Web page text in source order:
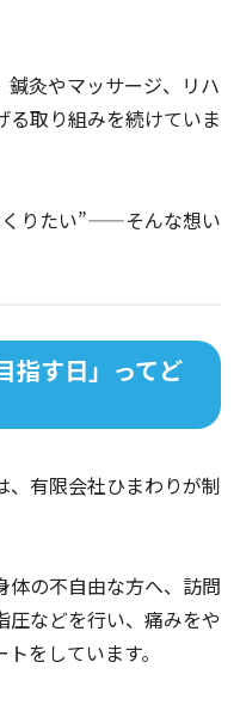
灸やマッサージ、リハ
る取り組みを続けていま
くりたい”——そんな想い
指す日」ってど
、有限会社ひまわりが制
体の不自由な方へ、訪問
圧などを行い、痛みをや
をしています。